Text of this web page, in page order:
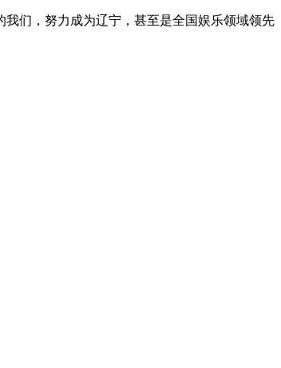
们，努力成为辽宁，甚至是全国娱乐领域领先